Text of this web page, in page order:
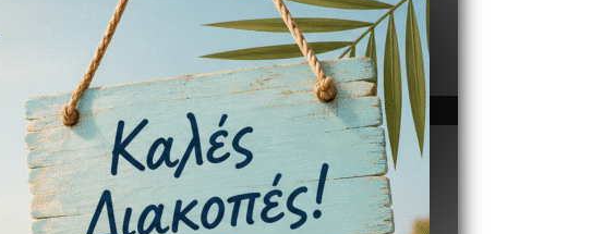
τιμές Αξιοπιστία